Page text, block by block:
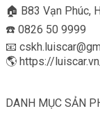
🏠 B83 Vạn Phúc,
☎️ 0826 50 9999
📧
🌎 https://
DANH MỤC SẢN